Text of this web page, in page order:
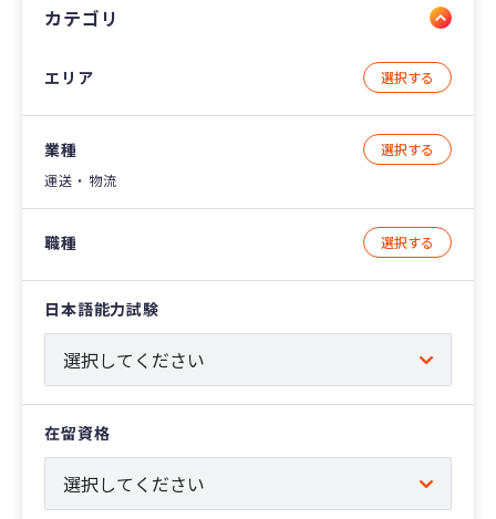
カテゴリ
エリア 選択する
業種
選択する
運送・物流
職種 選択する
日本語能力試験
在留資格